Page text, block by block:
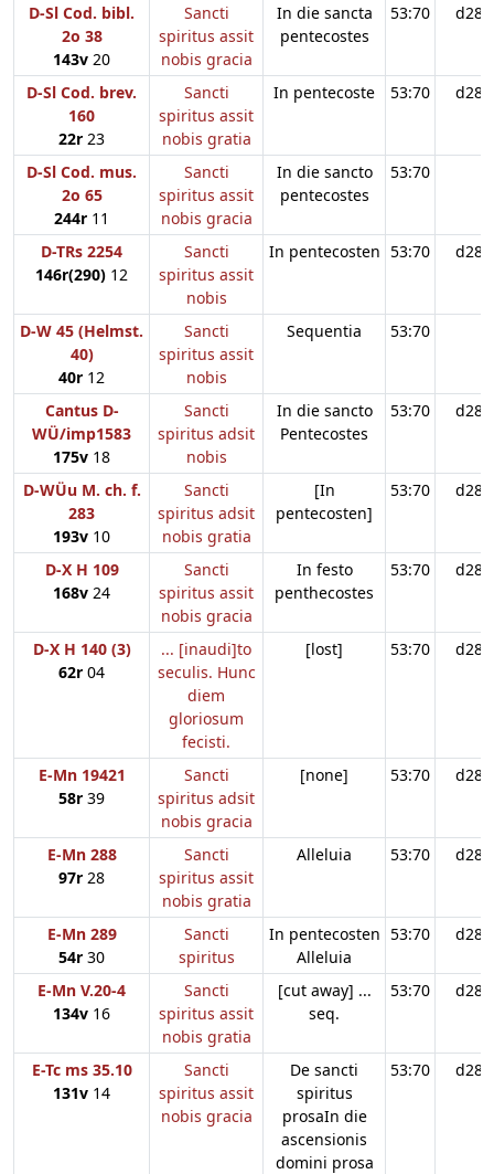
D-Sl Cod. bibl.
2o 38
143v 20
Sancti
spiritus assit
nobis gracia
In die sancta
pentecostes
53:70 d28
D-Sl Cod. brev.
160
22r 23
Sancti
spiritus assit
nobis gratia
In pentecoste 53:70 d28
D-Sl Cod. mus.
2o 65
244r 11
Sancti
spiritus assit
nobis gracia
In die sancto
pentecostes
53:70
D-TRs 2254
146r(290) 12
Sancti
spiritus assit
nobis
In pentecosten 53:70 d28
D-W 45 (Helmst.
40)
40r 12
Sancti
spiritus assit
nobis
Sequentia 53:70
Cantus D-
WÜ/imp1583
175v 18
Sancti
spiritus adsit
nobis
In die sancto
Pentecostes
53:70 d28
D-WÜu M. ch. f.
283
193v 10
Sancti
spiritus adsit
nobis gratia
[In
pentecosten]
53:70 d28
D-X H 109
168v 24
Sancti
spiritus assit
nobis gracia
In festo
penthecostes
53:70 d28
D-X H 140 (3)
62r 04
... [inaudi]to
seculis. Hunc
diem
gloriosum
fecisti.
[lost] 53:70 d28
E-Mn 19421
58r 39
Sancti
spiritus adsit
nobis gracia
[none] 53:70 d28
E-Mn 288
97r 28
Sancti
spiritus assit
nobis gratia
Alleluia 53:70 d28
E-Mn 289
54r 30
Sancti
spiritus
In pentecosten
Alleluia
53:70 d28
E-Mn V.20-4
134v 16
Sancti
spiritus assit
nobis gratia
[cut away] ...
seq.
53:70 d28
E-Tc ms 35.10
131v 14
Sancti
spiritus assit
nobis gracia
De sancti
spiritus
prosaIn die
ascensionis
domini prosa
53:70 d28